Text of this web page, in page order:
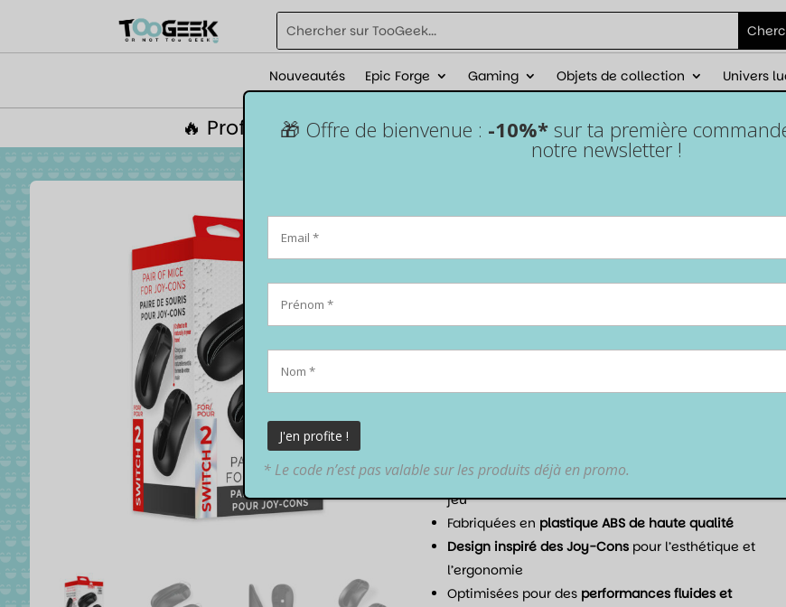
Nouveautés Epic Forge Gaming Objets de collection Univers
🔥 Profite de 5% de réduction sur ta première commande
Switch 2 – Paire de souris
Confort ergonomiquepour de longues sessions de
jeu
Fabriquées en plastique ABS de haute qualité
Design inspiré des Joy-Cons pour l’esthétique et
l’ergonomie
Optimisées pour des performances fluides et
🎁 Offre de bienvenue : -10%* sur ta première
notre newsletter !
* Le code n’est pas valable sur les produits déjà en promo.